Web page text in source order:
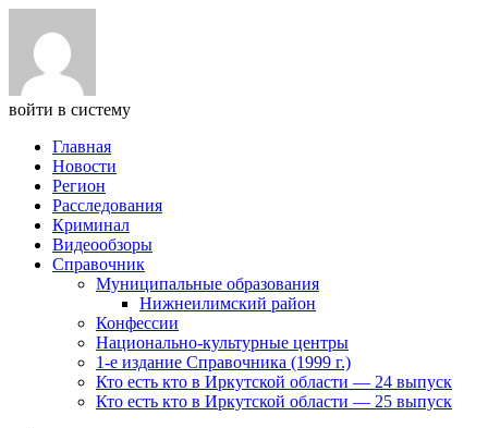
войти в систему
Главная
Новости
Регион
Расследования
Криминал
Видеообзоры
Справочник
Муниципальные образования
Нижнеилимский район
Конфессии
Национально-культурные центры
1-е издание Справочника (1999 г.)
Кто есть кто в Иркутской области — 24 выпуск
Кто есть кто в Иркутской области — 25 выпуск